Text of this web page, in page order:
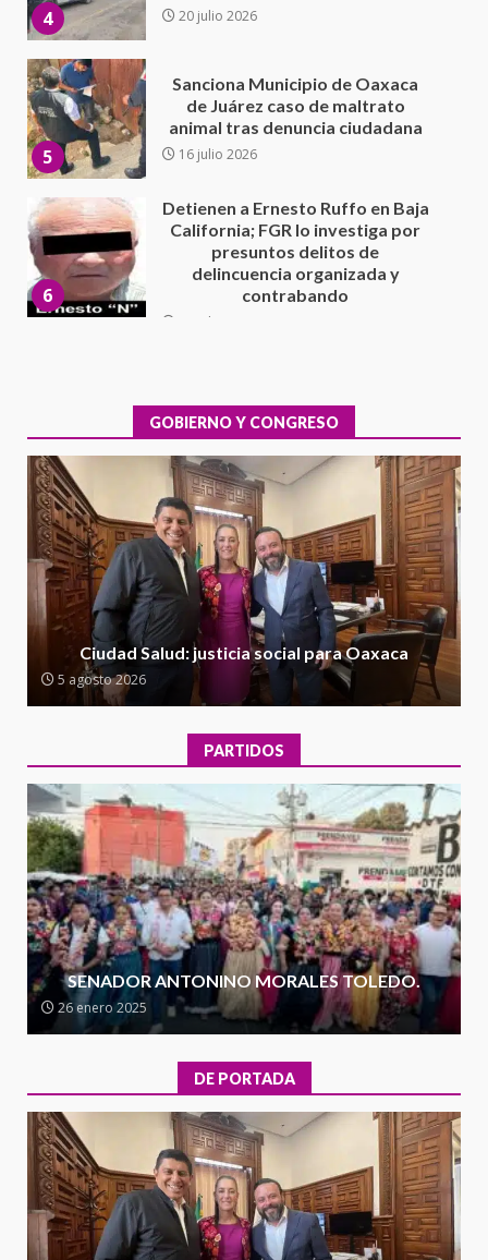
5 16 julio 2026
6
California; FGR lo investiga por
presuntos delitos de
delincuencia organizada y
contrabando
7
Sin paso carretera Oaxaca-
Cuacnopalan
26 junio 2026
1
integral de las instalaciones de la
Escuela Secundaria General
Moisés Sáenz Garza
5 agosto 2026
2
Ciudad Salud: justicia social para
Oaxaca
5 agosto 2026
3
Encuentro de Ariadna Montiel
con el Gobernador Salomón Jara
Cruz reafirma la consolidación
de la transformación en
territorio oaxaqueño
30 julio 2026
4
presencia institucional en San
Juan Mazatlán
20 julio 2026
5
Sanciona Municipio de Oaxaca
de Juárez caso de maltrato
animal tras denuncia ciudadana
16 julio 2026
6
Detienen a Ernesto Ruffo en Baja
California; FGR lo investiga por
presuntos delitos de
contrabando
16 julio 2026
Sin paso carretera Oaxaca-
Cuacnopalan
26 junio 2026
GOBIERNO Y CONGRESO
Ciudad Salud: justicia social para Oaxaca
5 agosto 2026
PARTIDOS
SENADOR ANTONINO MORALES TOLEDO.
26 enero 2025
DE PORTADA